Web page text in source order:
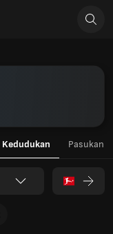
Kedudukan Pasukan